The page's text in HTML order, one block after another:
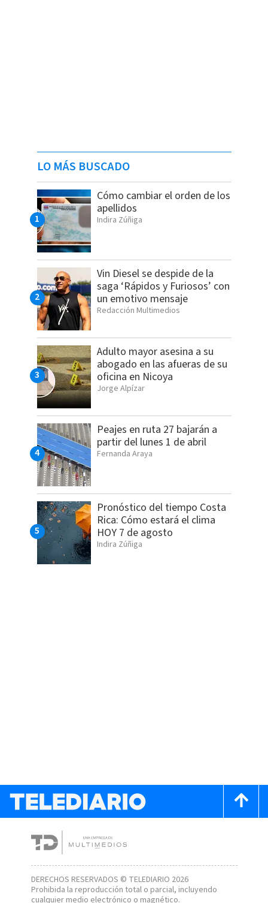
LO MÁS BUSCADO
Cómo cambiar el orden de los
apellidos
Indira Zúñiga
Vin Diesel se despide de la
saga ‘Rápidos y Furiosos’ con
un emotivo mensaje
Redacción Multimedios
Adulto mayor asesina a su
abogado en las afueras de su
oficina en Nicoya
Jorge Alpízar
Peajes en ruta 27 bajarán a
partir del lunes 1 de abril
Fernanda Araya
Pronóstico del tiempo Costa
Rica: Cómo estará el clima
HOY 7 de agosto
Indira Zúñiga
DERECHOS RESERVADOS © TELEDIARIO 2026
Prohibida la reproducción total o parcial, incluyendo
cualquier medio electrónico o magnético.